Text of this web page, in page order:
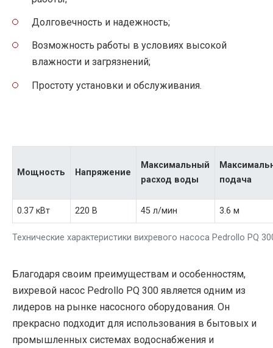
Долговечность и надежность;
Возможность работы в условиях высокой
влажности и загрязнений;
Простоту установки и обслуживания.
Технические характеристики вихревого насоса Pedrollo PQ
Мощность Напряжение
Максимальный
расход воды
подача
0.37 кВт 220 В 45 л/мин 3.6 м
Благодаря своим преимуществам и особенностям,
вихревой насос Pedrollo PQ 300 является одним из
лидеров на рынке насосного оборудования. Он
прекрасно подходит для использования в бытовых и
промышленных системах водоснабжения и